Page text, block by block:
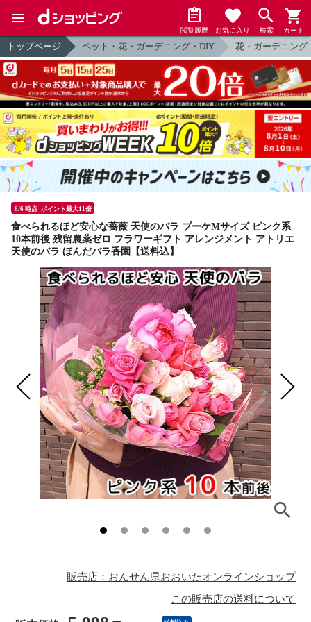
閲覧履歴 お気に入り 検索 カート
トップページ ペット・花・ガーデニング・DIY 花・ガーデニング
8/6 時点_ポイント最大11倍
食べられるほど安心な薔薇 天使のバラ ブーケMサイズ ピンク系
10本前後 残留農薬ゼロ フラワーギフト アレンジメント アトリエ
天使のバラ ほんだバラ香園【送料込】
販売店：おんせん県おおいたオンラインショップ
この販売店の送料について